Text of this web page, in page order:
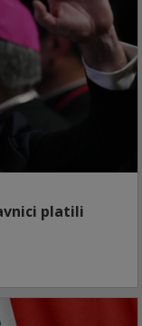
platili